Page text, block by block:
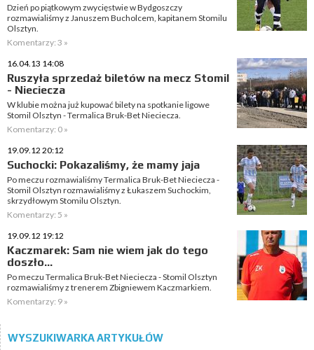
Dzień po piątkowym zwycięstwie w Bydgoszczy
rozmawialiśmy z Januszem Bucholcem, kapitanem Stomilu
Olsztyn.
Komentarzy: 3 »
16.04.13 14:08
Ruszyła sprzedaż biletów na mecz Stomil
- Nieciecza
W klubie można już kupować bilety na spotkanie ligowe
Stomil Olsztyn - Termalica Bruk-Bet Nieciecza.
Komentarzy: 0 »
19.09.12 20:12
Suchocki: Pokazaliśmy, że mamy jaja
Po meczu rozmawialiśmy Termalica Bruk-Bet Nieciecza -
Stomil Olsztyn rozmawialiśmy z Łukaszem Suchockim,
skrzydłowym Stomilu Olsztyn.
Komentarzy: 5 »
19.09.12 19:12
Kaczmarek: Sam nie wiem jak do tego
doszło...
Po meczu Termalica Bruk-Bet Nieciecza - Stomil Olsztyn
rozmawialiśmy z trenerem Zbigniewem Kaczmarkiem.
Komentarzy: 9 »
WYSZUKIWARKA ARTYKUŁÓW